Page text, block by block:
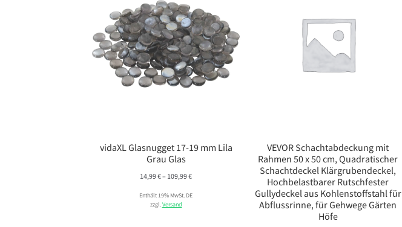
vidaXL Glasnugget 17-19 mm Lila
Grau Glas
14,99€– 109,99€Preisspanne:
bis
Enthält 19% MwSt. DE
zzgl.Versand
VEVOR Schachtabdeckung mit
Rahmen 50 x 50 cm, Quadratischer
Schachtdeckel Klärgrubendeckel,
Hochbelastbarer Rutschfester
Gullydeckel aus Kohlenstoffstahl für
Abflussrinne, für Gehwege Gärten
Höfe